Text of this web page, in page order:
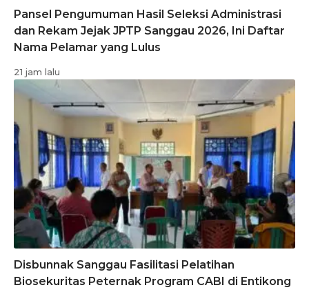
Pansel Pengumuman Hasil Seleksi Administrasi
dan Rekam Jejak JPTP Sanggau 2026, Ini Daftar
Nama Pelamar yang Lulus
21 jam lalu
Disbunnak Sanggau Fasilitasi Pelatihan
Biosekuritas Peternak Program CABI di Entikong